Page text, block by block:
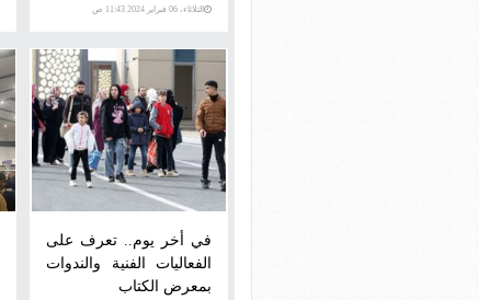
الثلاثاء، 06 فبراير 2024 11:43 ص
في أخر يوم.. تعرف على
الفعاليات الفنية والندوات
بمعرض الكتاب